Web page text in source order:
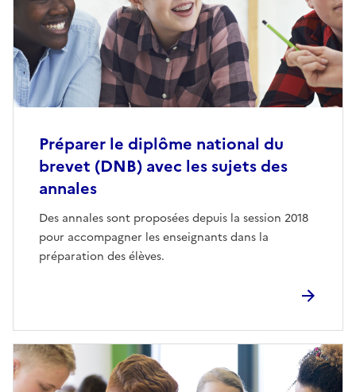
Préparer le diplôme national du
brevet (DNB) avec les sujets des
annales
Des annales sont proposées depuis la session 2018
pour accompagner les enseignants dans la
préparation des élèves.